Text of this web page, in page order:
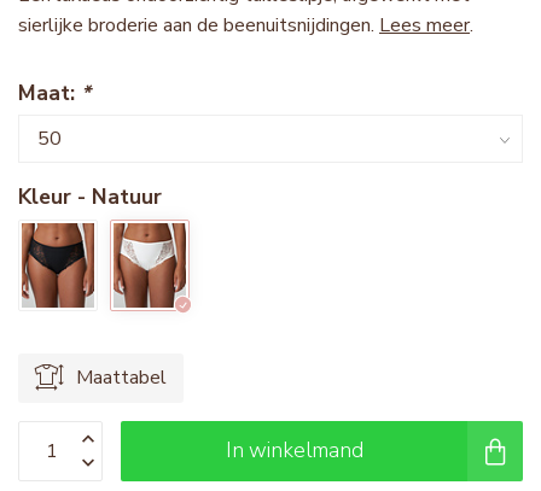
sierlijke broderie aan de beenuitsnijdingen. Lees meer.
Maat: *
Kleur - Natuur
Maattabel
In winkelmand